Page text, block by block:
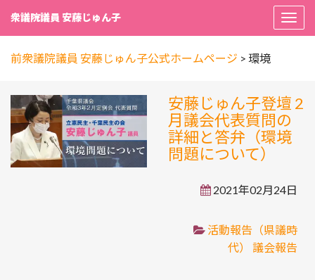
衆議院議員 安藤じゅん子
前衆議院議員 安藤じゅん子公式ホームページ > 環境
安藤じゅん子登壇 2
月議会代表質問の
詳細と答弁（環境
問題について）
2021年02月24日
活動報告（県議時
代）
議会報告